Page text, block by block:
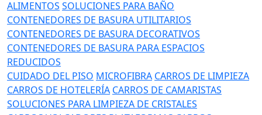
ALIMENTOS SOLUCIONES PARA BAÑO
CONTENEDORES DE BASURA UTILITARIOS
CONTENEDORES DE BASURA DECORATIVOS
CONTENEDORES DE BASURA PARA ESPACIOS
REDUCIDOS
CUIDADO DEL PISO MICROFIBRA CARROS DE LIMPIEZA
CARROS DE HOTELERÍA CARROS DE CAMARISTAS
SOLUCIONES PARA LIMPIEZA DE CRISTALES